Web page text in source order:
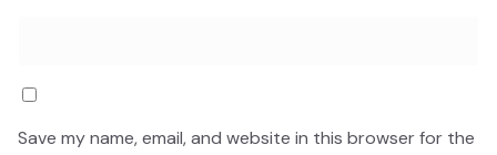
Save my name, email, and website in this browser for the